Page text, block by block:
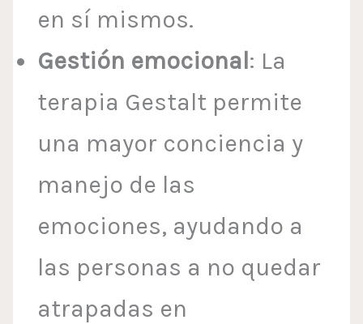
en sí mismos.
Gestión emocional: La
terapia Gestalt permite
una mayor conciencia y
manejo de las
emociones, ayudando a
las personas a no quedar
atrapadas en